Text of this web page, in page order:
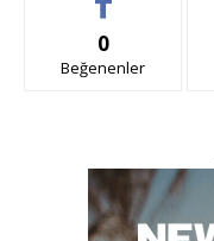
0
Beğenenler